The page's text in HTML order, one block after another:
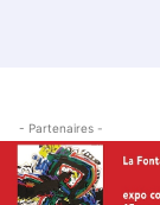
- Partenaires -